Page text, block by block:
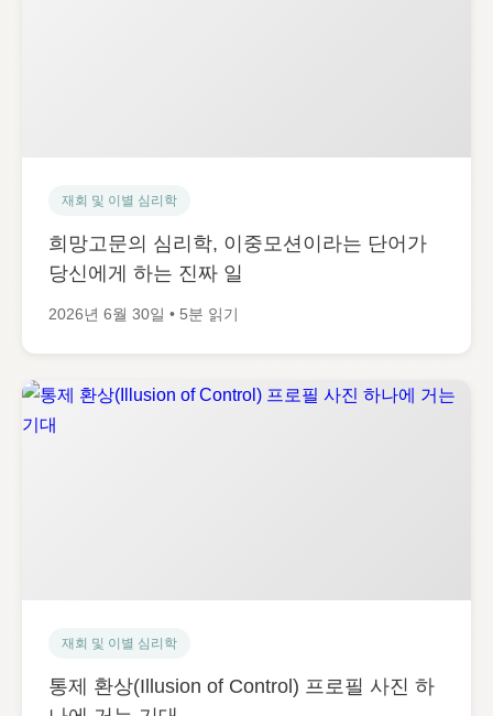
재회 및 이별 심리학
희망고문의 심리학, 이중모션이라는 단어가
당신에게 하는 진짜 일
2026년 6월 30일 • 5분 읽기
재회 및 이별 심리학
통제 환상(Illusion of Control) 프로필 사진 하